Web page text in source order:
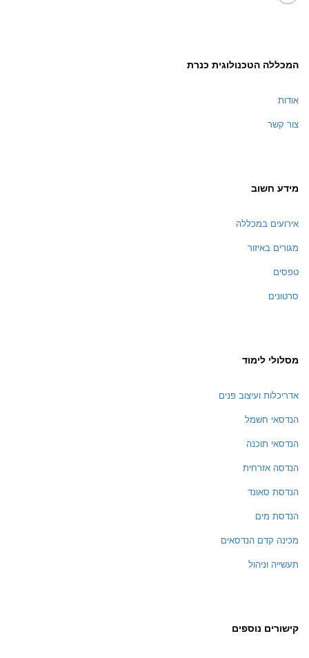
המכללה הטכנולוגית כנרת
אודות
צור קשר
מידע חשוב
אירועים במכללה
מגורים באיזור
טפסים
סרטונים
מסלולי לימוד
אדריכלות ועיצוב פנים
הנדסאי חשמל
הנדסאי תוכנה
הנדסה אזרחית
הנדסת סאונד
הנדסת מים
מכינה קדם הנדסאים
תעשייה וניהול
קישורים נוספים